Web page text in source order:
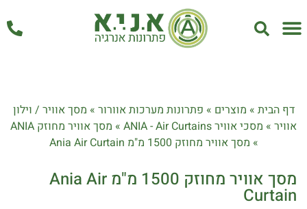
דף הבית » מוצרים » פתרונות מערכות אוורור » מסך אוויר / וילון
אוויר » מסכי אוויר ANIA - Air Curtains » מסך אוויר מחוזק ANIA
» מסך אוויר מחוזק 1500 מ"מ Ania Air Curtain
מסך אוויר מחוזק 1500 מ"מ Ania Air
Curtain